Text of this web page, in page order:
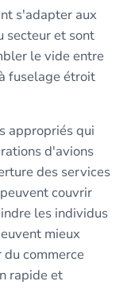
s'adapter aux
secteur et sont
le vide entre
fuselage étroit
appropriés qui
d'avions
des services
couvrir
les individus
mieux
commerce
rapide et